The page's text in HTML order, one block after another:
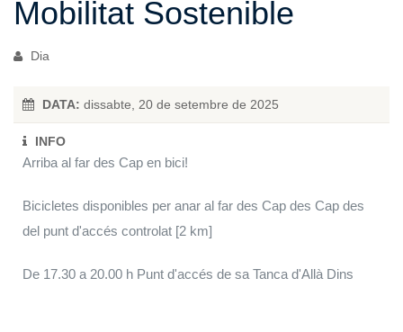
Mobilitat Sostenible
Dia
DATA: dissabte, 20 de setembre de 2025
INFO
Arriba al far des Cap en bici!
Bicicletes disponibles per anar al far des Cap des Cap des
del punt d'accés controlat [2 km]
De 17.30 a 20.00 h Punt d'accés de sa Tanca d'Allà Dins